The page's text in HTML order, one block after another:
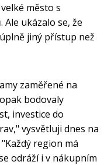
město s
ukázalo se, že
jiný přístup než
zaměřené na
bodovaly
investice do
vysvětluji dnes na
region má
odráží i v nákupním